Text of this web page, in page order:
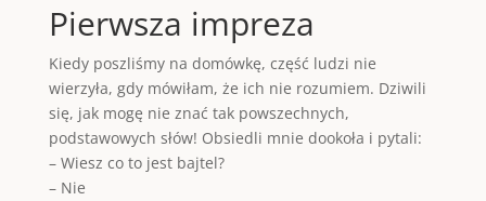
Pierwsza impreza
Kiedy poszliśmy na domówkę, część ludzi nie
wierzyła, gdy mówiłam, że ich nie rozumiem. Dziwili
się, jak mogę nie znać tak powszechnych,
podstawowych słów! Obsiedli mnie dookoła i pytali:
– Wiesz co to jest bajtel?
– Nie